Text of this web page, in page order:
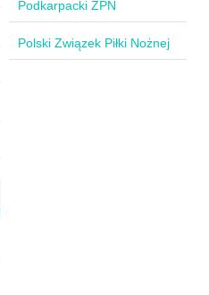
Podkarpacki ZPN
Polski Związek Piłki Nożnej